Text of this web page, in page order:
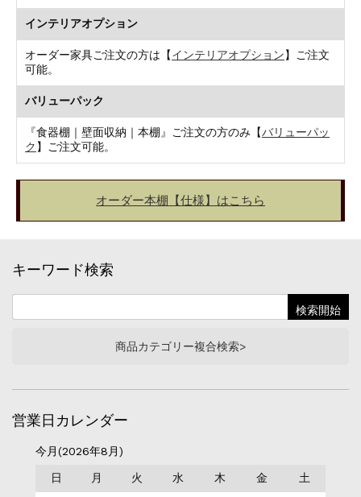
インテリアオプション
オーダー家具ご注文の方は【インテリアオプション】ご注文
可能。
バリューパック
『食器棚｜壁面収納｜本棚』ご注文の方のみ【バリューパッ
ク 】ご注文可能。
オーダー本棚【仕様】はこちら
キーワード検索
商品カテゴリー複合検索>
営業日カレンダー
今月(2026年8月)
日 月 火 水 木 金 土